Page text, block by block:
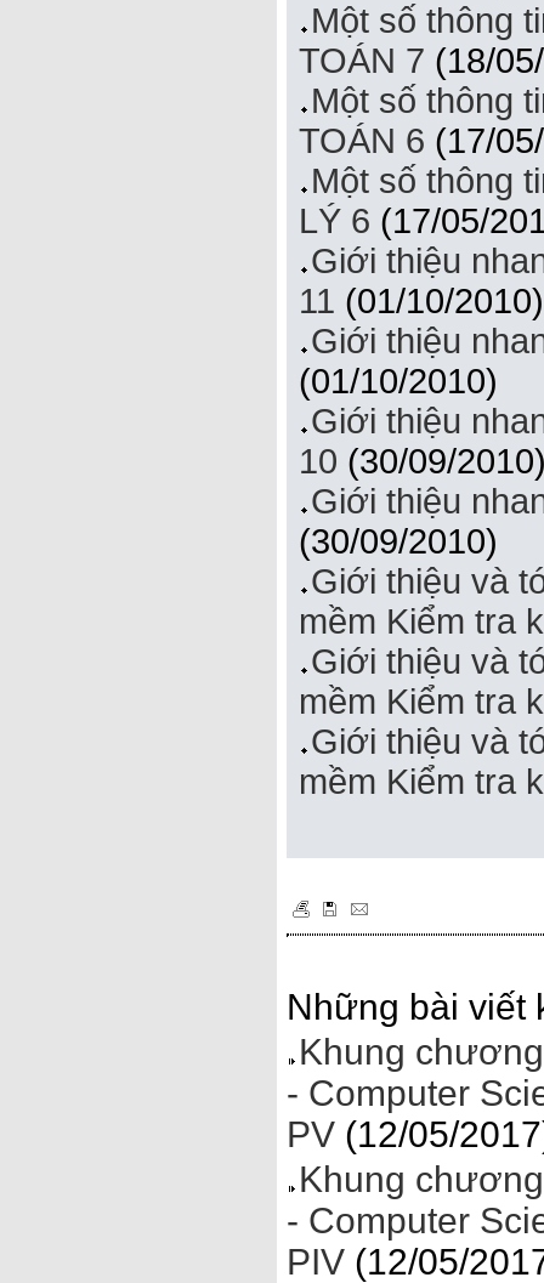
Một số thông
TOÁN 7 (18/
Một số thông
TOÁN 6 (17/
Một số thông
LÝ 6 (17/05/
Giới thiệu
11 (01/10/2010)
Giới thiệu
(01/10/2010)
Giới thiệu
10 (30/09/
Giới thiệu
(30/09/2010)
Giới thiệu và
mềm Kiểm tra
Giới thiệu và
mềm Kiểm tra
Giới thiệu và
mềm Kiểm tra
Những bài viết
Khung
- Computer
PV (12/05/
Khung
- Computer
PIV (12/05/